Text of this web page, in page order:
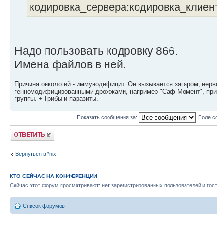
Надо пользовать кодровку 866.
Имена файлов в ней.
Причина онкологий - иммунодефицит. Он вызывается загаром,
генномодифицированными дрожжами, например "Саф-Момент",
группы. + Грибы и паразиты.
Показать сообщения за: Поле
Ответить
Вернуться в *nix
КТО СЕЙЧАС НА КОНФЕРЕНЦИИ
Сейчас этот форум просматривают: нет зарегистрированных пользователей и
Список форумов